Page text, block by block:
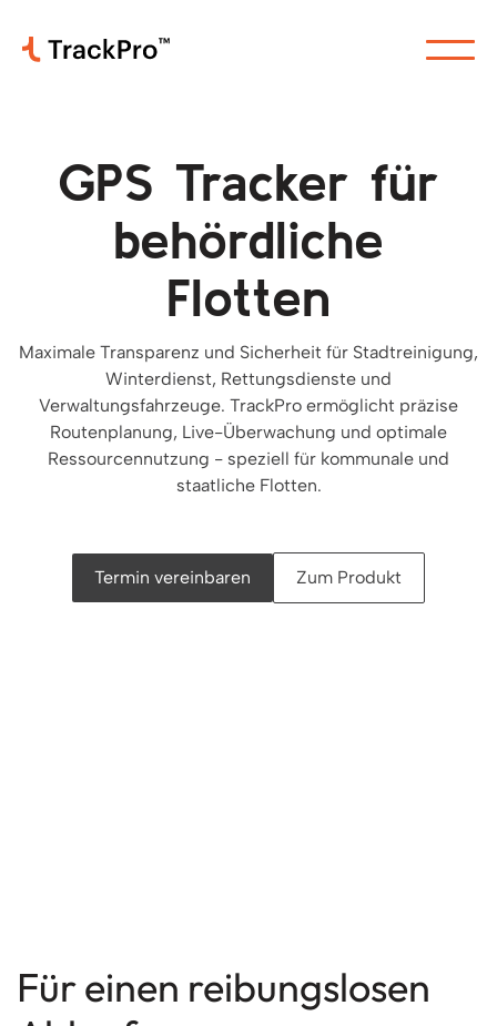
GPS Tracker für
behördliche
Flotten
Maximale Transparenz und Sicherheit für Stadtreinigung,
Winterdienst, Rettungsdienste und
Verwaltungsfahrzeuge. TrackPro ermöglicht präzise
Routenplanung, Live-Überwachung und optimale
Ressourcennutzung - speziell für kommunale und
staatliche Flotten.
Termin vereinbaren Zum Produkt
Für einen reibungslosen